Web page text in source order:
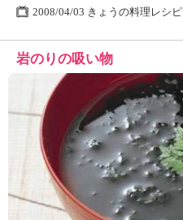
2008/04/03 きょうの料理レシピ
岩のりの吸い物